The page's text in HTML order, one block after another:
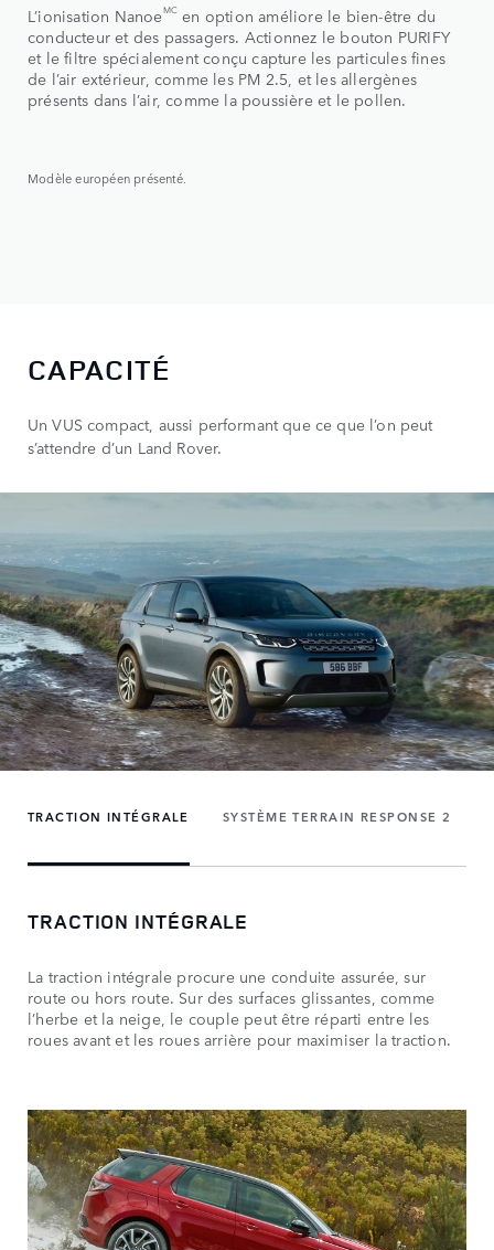
L’ionisation NanoeMC en option améliore le bien-être du
conducteur et des passagers. Actionnez le bouton PURIFY
et le filtre spécialement conçu capture les particules fines
de l’air extérieur, comme les PM 2.5, et les allergènes
présents dans l’air, comme la poussière et le pollen.
Modèle européen présenté.
CAPACITÉ
Un VUS compact, aussi performant que ce que l’on peut
s’attendre d’un Land Rover.
TRACTION INTÉGRALE SYSTÈME TERRAIN RESPONSE 2
TRACTION INTÉGRALE
La traction intégrale procure une conduite assurée, sur
route ou hors route. Sur des surfaces glissantes, comme
l’herbe et la neige, le couple peut être réparti entre les
roues avant et les roues arrière pour maximiser la traction.